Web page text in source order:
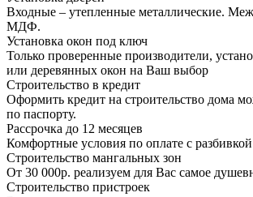
Входные – утепленные металлические.
МДФ.
Установка окон под ключ
Только проверенные производители,
или деревянных окон на Ваш выбор
Строительство в кредит
Оформить кредит на строительство дома
по паспорту.
Рассрочка до 12 месяцев
Комфортные условия по оплате с
Строительство мангальных зон
От 30 000р. реализуем для Вас самое
Строительство пристроек